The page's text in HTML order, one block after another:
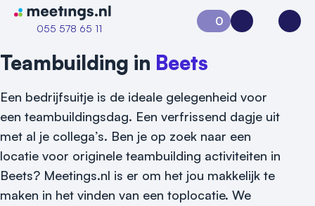
Naar home van Meetings
055 578 65 11
0
Aanvraag 0Inloggen
Teambuilding in Beets
Een bedrijfsuitje is de ideale gelegenheid voor
een teambuildingsdag. Een verfrissend dagje uit
met al je collega’s. Ben je op zoek naar een
locatie voor originele teambuilding activiteiten in
Beets? Meetings.nl is er om het jou makkelijk te
maken in het vinden van een toplocatie. We